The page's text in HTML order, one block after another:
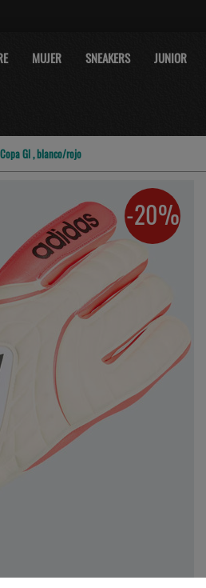
MUJER SNEAKERS JUNIOR
Gl , blanco/rojo
-20%